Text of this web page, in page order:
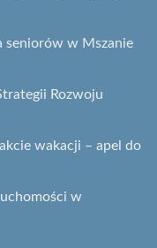
seniorów w Mszanie
Rozwoju
wakacji – apel do
w